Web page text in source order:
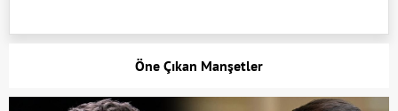
Öne Çıkan Manşetler